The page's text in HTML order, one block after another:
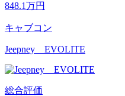
848.1万円
キャブコン
Jeepney EVOLITE
総合評価